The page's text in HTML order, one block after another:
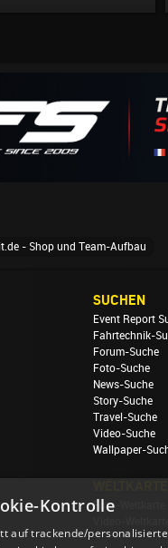
- Shop und Team-Aufbau
SUCHEN
Event Report
Fahrtechnik-
Forum-Suche
Foto-Suche
News-Suche
Story-Suche
Travel-Suche
Video-Suche
Wallpaper-
Foto-Weltkarte
Kontrolle
auf trackende/